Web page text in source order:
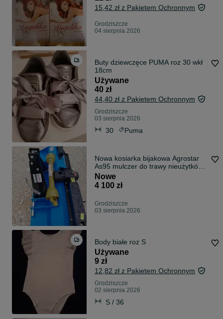
15,42 zł z Pakietem Ochronnym
Grodziszcze
04 sierpnia 2026
Buty dziewczęce PUMA roz 30 wkł
18cm
Używane
40 zł
44,40 zł z Pakietem Ochronnym
Grodziszcze
03 sierpnia 2026
30 Puma
Nowa kosiarka bijakowa Agrostar
As95 mulczer do trawy nieużytków
gwarancja dostawa cała Polska
Nowe
4 100 zł
Grodziszcze
03 sierpnia 2026
Body białe roz S
Używane
9 zł
12,82 zł z Pakietem Ochronnym
Grodziszcze
02 sierpnia 2026
S / 36